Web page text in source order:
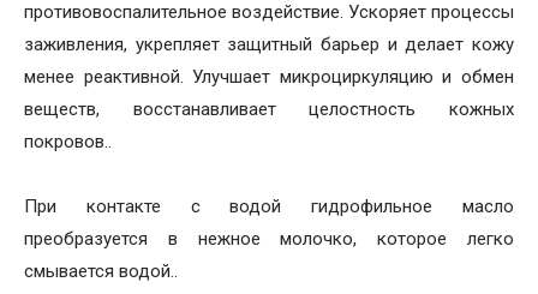
противовоспалительное воздействие. Ускоряет процессы
заживления, укрепляет защитный барьер и делает кожу
менее реактивной. Улучшает микроциркуляцию и обмен
веществ, восстанавливает целостность кожных
покровов..
При контакте с водой гидрофильное масло
преобразуется в нежное молочко, которое легко
смывается водой..